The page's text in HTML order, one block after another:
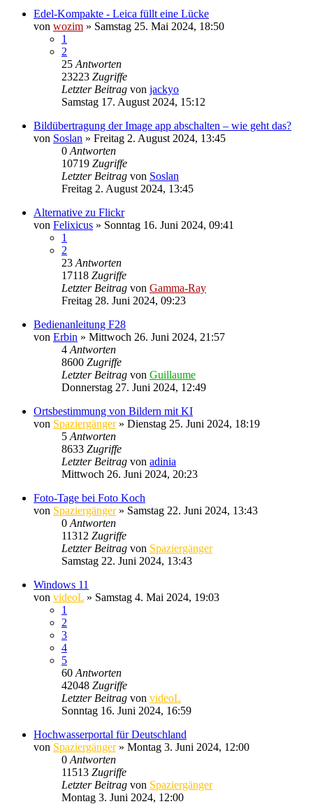
Edel-Kompakte - Leica füllt eine Lücke
von wozim » Samstag 25. Mai 2024, 18:50
1
2
25 Antworten
23223 Zugriffe
Letzter Beitrag von jackyo
Samstag 17. August 2024, 15:12
Bildübertragung der Image app abschalten – wie geht das?
von Soslan » Freitag 2. August 2024, 13:45
0 Antworten
10719 Zugriffe
Letzter Beitrag von Soslan
Freitag 2. August 2024, 13:45
Alternative zu Flickr
von Felixicus » Sonntag 16. Juni 2024, 09:41
1
2
23 Antworten
17118 Zugriffe
Letzter Beitrag von Gamma-Ray
Freitag 28. Juni 2024, 09:23
Bedienanleitung F28
von Erbin » Mittwoch 26. Juni 2024, 21:57
4 Antworten
8600 Zugriffe
Letzter Beitrag von Guillaume
Donnerstag 27. Juni 2024, 12:49
Ortsbestimmung von Bildern mit KI
von Spaziergänger» Dienstag 25. Juni 2024, 18:19
5 Antworten
8633 Zugriffe
Letzter Beitrag von adinia
Mittwoch 26. Juni 2024, 20:23
Foto-Tage bei Foto Koch
von Spaziergänger» Samstag 22. Juni 2024, 13:43
0 Antworten
11312 Zugriffe
Letzter Beitrag von Spaziergänger
Samstag 22. Juni 2024, 13:43
Windows 11
von videoL » Samstag 4. Mai 2024, 19:03
1
2
3
4
5
60 Antworten
42048 Zugriffe
Letzter Beitrag von videoL
Sonntag 16. Juni 2024, 16:59
Hochwasserportal für Deutschland
von Spaziergänger» Montag 3. Juni 2024, 12:00
0 Antworten
11513 Zugriffe
Letzter Beitrag von Spaziergänger
Montag 3. Juni 2024, 12:00